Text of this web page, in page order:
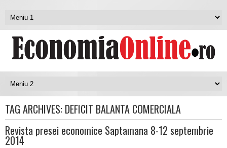
TAG ARCHIVES: DEFICIT BALANTA COMERCIALA
Revista presei economice Saptamana 8-12 septembrie
2014